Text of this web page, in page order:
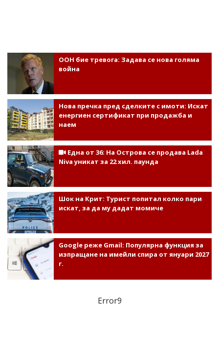
ООН бие тревога: Задава се нова голяма
война
Нова пречка пред сделките с имоти: Искат
енергиен сертификат при продажба и
наем
Една от 36: На Острова се продава Lada
Niva уникат за 22 хил. паунда
Шок на Крит: Турист попитал колко пари
искат, за да му дадат момиче
Google реже Gmail: Популярна функция за
изпращане на имейли спира от януари 2027
г.
Error9